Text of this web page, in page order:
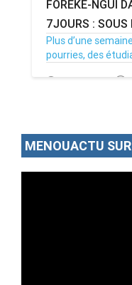
FOREKE-NGUI
7JOURS : SOUS
Plus d’une
pourries, des
02/07/26
MENOUACTU